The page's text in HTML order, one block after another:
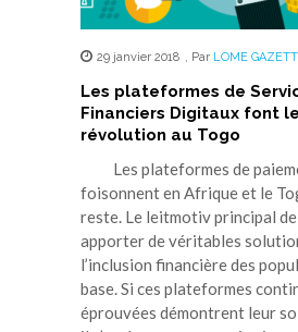
29 janvier 2018 , Par LOME
Les plateformes de
Financiers Digitaux font
révolution au Togo
Les plateformes de
foisonnent en Afrique et le
reste. Le leitmotiv principal
apporter de véritables
l’inclusion financière des
base. Si ces plateformes
éprouvées démontrent leur